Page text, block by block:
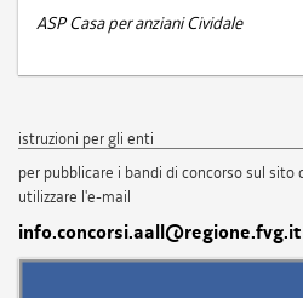
ASP Casa per anziani Cividale
istruzioni per gli enti
per pubblicare i bandi di concorso sul
utilizzare l'e-mail
info.concorsi.aall@regione.fvg.it